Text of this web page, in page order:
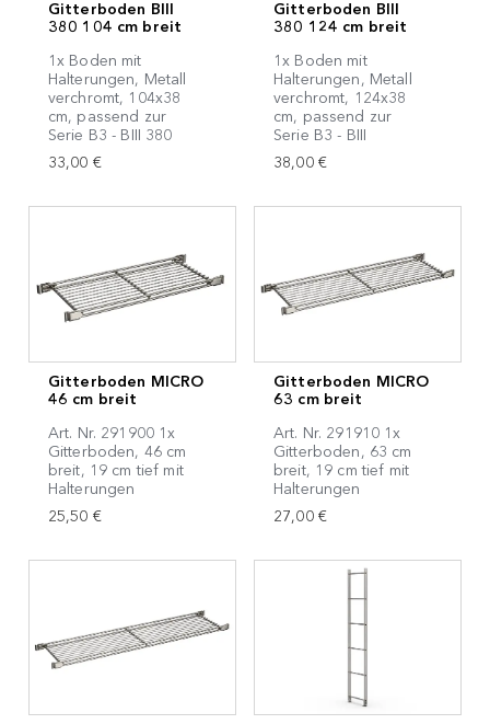
Gitterboden BIII
380 104 cm breit
1x Boden mit
Halterungen, Metall
verchromt, 104x38
cm, passend zur
Serie B3 - BIII 380
33,00 €
Gitterboden BIII
380 124 cm breit
1x Boden mit
Halterungen, Metall
verchromt, 124x38
cm, passend zur
Serie B3 - BIII
38,00 €
Gitterboden MICRO
46 cm breit
Art. Nr. 291900 1x
Gitterboden, 46 cm
breit, 19 cm tief mit
Halterungen
25,50 €
Gitterboden MICRO
63 cm breit
Art. Nr. 291910 1x
Gitterboden, 63 cm
breit, 19 cm tief mit
Halterungen
27,00 €